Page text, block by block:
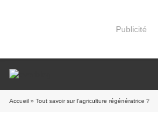
Publicité
Accueil » Tout savoir sur l'agriculture régénératrice ?